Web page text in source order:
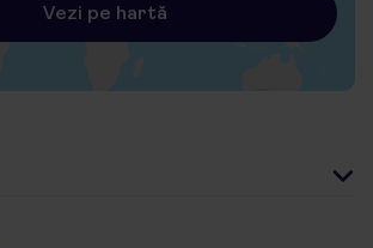
Vezi pe hartă